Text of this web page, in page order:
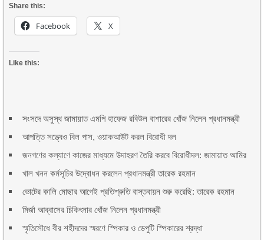
Share this:
Facebook X
Like this:
সংসদে অসুস্থ জামায়াত এমপি হাফেজ রবিউল বাশারের খোঁজ নিলেন প্রধানমন্ত্রী
আপত্তি সত্ত্বেও বিল পাস, ওয়াকআউট করল বিরোধী দল
জনগণের কল্যাণে কাজের মাধ্যমে উদাহরণ তৈরি করবে বিরোধীদল: জামায়াত আমির
খাল খনন কর্মসূচির উদ্বোধন করলেন প্রধানমন্ত্রী তারেক রহমান
ভোটের কালি মোছার আগেই প্রতিশ্রুতি বাস্তবায়ন শুরু করেছি: তারেক রহমান
মির্জা আব্বাসের চিকিৎসার খোঁজ নিলেন প্রধানমন্ত্রী
স্মৃতিসৌধে বীর শহীদদের স্মরণে স্পিকার ও ডেপুটি স্পিকারের শ্রদ্ধা